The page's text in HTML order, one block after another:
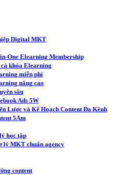
Digital MKT
One Elearning Membership
khóa Elearning
miễn phí
nâng cao
sâu
Ads 5W
Lược và Kế Hoạch Content Đa Kênh
5Am
học tập
lý MKT chuẩn agency
content